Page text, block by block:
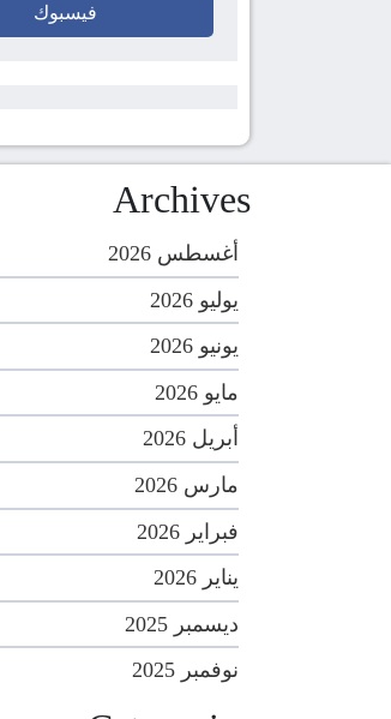
فيسبوك
Archives
أغسطس 2026
يوليو 2026
يونيو 2026
مايو 2026
أبريل 2026
مارس 2026
فبراير 2026
يناير 2026
ديسمبر 2025
نوفمبر 2025